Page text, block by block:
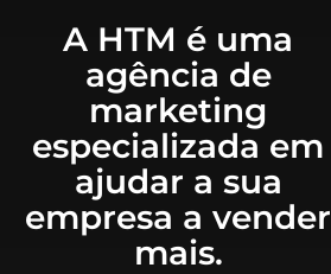
A HTM é uma
agência de
marketing
especializada em
ajudar a sua
empresa a vender
mais.